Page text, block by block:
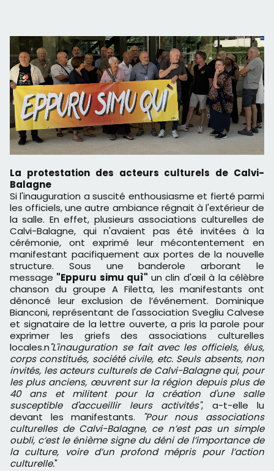
La protestation des acteurs culturels de Calvi-
Balagne
Si l'inauguration a suscité enthousiasme et fierté parmi
les officiels, une autre ambiance régnait à l'extérieur de
la salle. En effet, plusieurs associations culturelles de
Calvi-Balagne, qui n'avaient pas été invitées à la
cérémonie, ont exprimé leur mécontentement en
manifestant pacifiquement aux portes de la nouvelle
structure. Sous une banderole arborant le
message "Eppuru simu quì" un clin d'œil à la célèbre
chanson du groupe A Filetta, les manifestants ont
dénoncé leur exclusion de l’événement. Dominique
Bianconi, représentant de l'association Svegliu Calvese
et signataire de la lettre ouverte, a pris la parole pour
exprimer les griefs des associations culturelles
locales.n"L'inauguration se fait avec les officiels, élus,
corps constitués, société civile, etc. Seuls absents, non
invités, les acteurs culturels de Calvi-Balagne qui, pour
les plus anciens, œuvrent sur la région depuis plus de
40 ans et militent pour la création d'une salle
susceptible d'accueillir leurs activités", a-t-elle lu
devant les manifestants. "Pour nous associations
culturelles de Calvi-Balagne, ce n’est pas un simple
oubli, c’est le énième signe du déni de l’importance de
la culture, voire d’un profond mépris pour l’action
culturelle."